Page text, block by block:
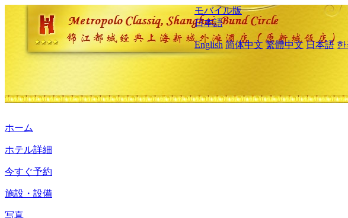
モバイル版
日本語
English 简体中文 繁體中文 日本語 한
ホーム
ホテル詳細
今すぐ予約
施設・設備
写真